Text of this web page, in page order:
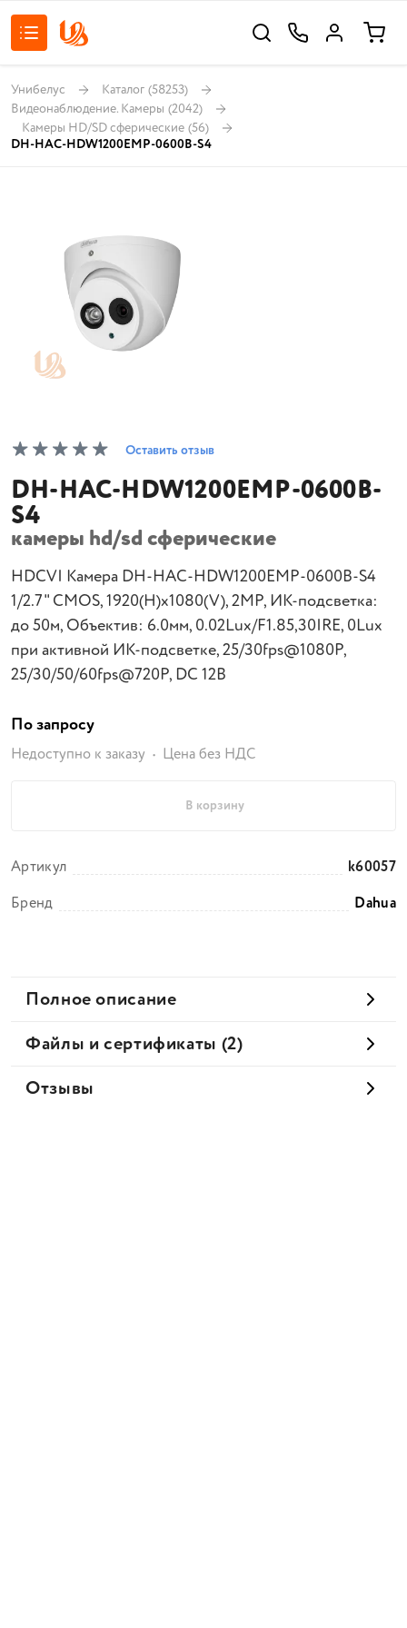
Унибелус Каталог (58253)
Видеонаблюдение. Камеры (2042)
Камеры HD/SD сферические (56)
DH-HAC-HDW1200EMP-0600B-S4
Оставить отзыв
DH-HAC-HDW1200EMP-0600B-
S4
камеры hd/sd сферические
HDCVI Камера DH-HAC-HDW1200EMP-0600B-S4
1/2.7" CMOS, 1920(H)x1080(V), 2MP, ИК-подсветка:
до 50м, Объектив: 6.0мм, 0.02Lux/F1.85,30IRE, 0Lux
при активной ИК-подсветке, 25/30fps@1080P,
25/30/50/60fps@720P, DC 12В
По запросу
Недоступно к заказу Цена без НДС
В корзину
Артикул
k60057
Бренд
Dahua
Полное описание
Файлы и сертификаты (2)
Отзывы